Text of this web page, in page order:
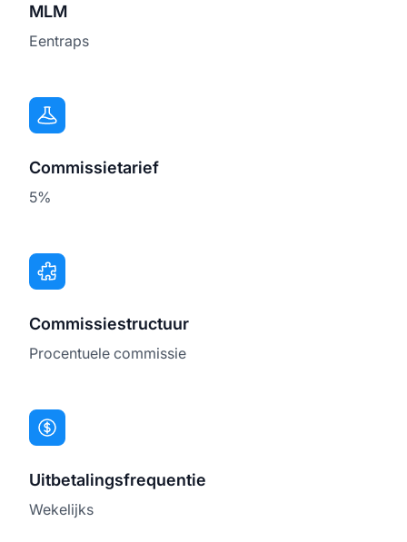
MLM
Eentraps
Commissietarief
5%
Commissiestructuur
Procentuele commissie
Uitbetalingsfrequentie
Wekelijks